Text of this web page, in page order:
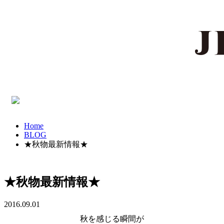
Home
BLOG
★秋物最新情報★
★秋物最新情報★
2016.09.01
秋を感じる瞬間が